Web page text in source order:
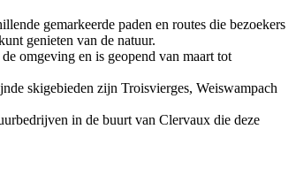
gemarkeerde paden en routes die bezoekers
genieten van de natuur.
omgeving en is geopend van maart tot
skigebieden zijn Troisvierges, Weiswampach
in de buurt van Clervaux die deze